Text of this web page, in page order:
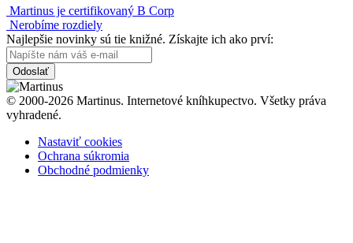
Martinus je certifikovaný B Corp
Nerobíme rozdiely
Najlepšie novinky sú tie knižné. Získajte ich ako prví:
Odoslať
© 2000-2026 Martinus. Internetové kníhkupectvo. Všetky práva
vyhradené.
Nastaviť cookies
Ochrana súkromia
Obchodné podmienky